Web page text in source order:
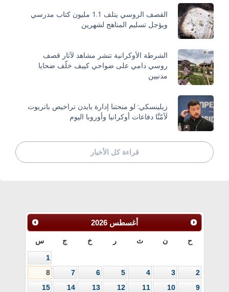
القصف الروسي يتلف 1.1 مليون كتاب مدرسي
ويؤجل تسليم المناهج لشهرين
الشرطة الأوكرانية تنشر مشاهد لآثار قصف
روسي دامي على ضواحي كييف خلّف ضحايا
مدنيين
زيلينسكي: لو منحتنا إدارة بايدن تراخيص باتريوت
لَأمّنَّا دفاعات أوكرانيا وأوروبا اليوم
قراءة كل الأخبار
أغسطس 2026
ح ن ث ر خ ج س
1
2
3
4
5
6
7
8
9
10
11
12
13
14
15